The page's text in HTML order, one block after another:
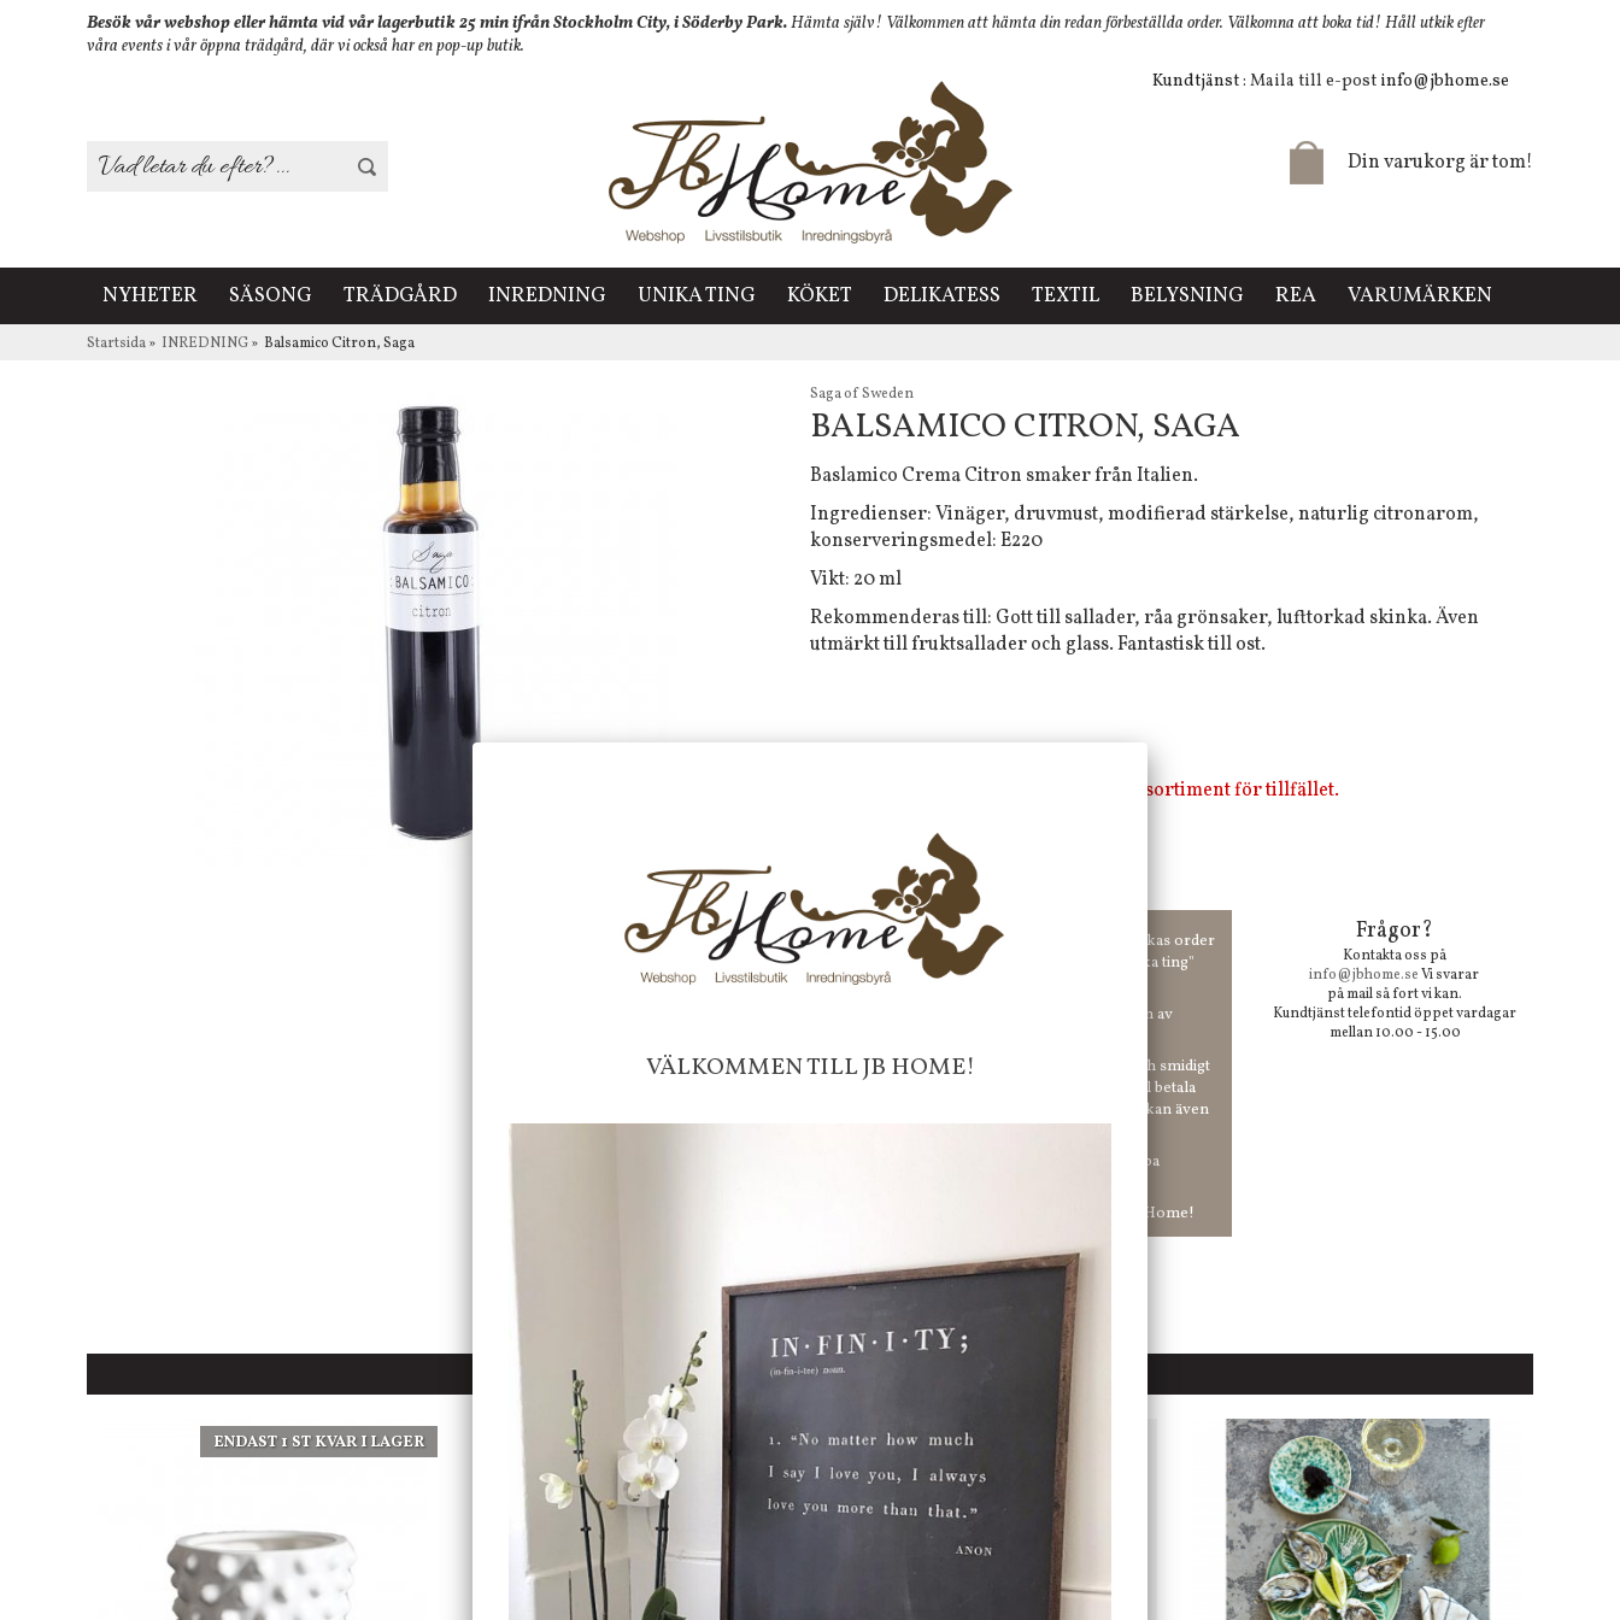
Besök vår webshop eller hämta vid vår lagerbutik 25 min ifrån Stockholm City, i Söderby Park.Hämta själv! Välkommen att hämta din redan förbeställda order. Välkomna att boka tid! Håll utkik efter
våra events i vår öppna trädgård, där vi också har en pop-up butik.
Kundtjänst: Maila till e-post info@jbhome.se
Din varukorg är tom!
NYHETER SÄSONG TRÄDGÅRD INREDNING UNIKA TING KÖKET DELIKATESS TEXTIL BELYSNING REA VARUMÄRKEN
Startsida» INREDNING» Balsamico Citron, Saga
Saga of Sweden
BALSAMICO CITRON, SAGA
Baslamico Crema Citron smaker från Italien.
Ingredienser: Vinäger, druvmust, modifierad stärkelse, naturlig citronarom,
konserveringsmedel: E220
Vikt: 20 ml
Rekommenderas till: Gott till sallader, råa grönsaker, lufttorkad skinka. Även
utmärkt till fruktsallader och glass. Fantastisk till ost.
Tyvärr ingår inte denna produkt i vårt sortiment för tillfället.
Till butikens startsida »
Sitemap »
Frakt 99 kr, handlar du över 2000 kr skickas order
fraktfritt. 100 kr - 400 kr i frakt för våra "unika ting"
produkter som skickas.
10 % rabatt på din första order vid anmälan av
Faktura 0 kr. Hos oss betalar du enkelt och smidigt
med KLARNA CHECKOUT. Välj själv hur du vill betala
mellan alla Klarnas betalningstjänster. Och du kan även
Nöjda kunder och strävar efter att ha snabba
-ligt Tack för att just Du tittar in hos Jb Home!
Frågor?
Kontakta oss på
info@jbhome.seVi svarar
på mail så fort vi kan.
Kundtjänst telefontid öppet vardagar
mellan 10.00 - 15.00
LÄGG I ÖNSKELISTA
DU KANSKE OCKSÅ ÄR INTRESSERAD AV
ENDAST 1 ST KVAR I LAGER
VÄLKOMMEN TILL JB HOME!